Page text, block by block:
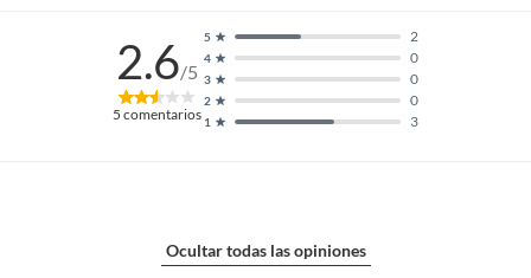
2.6/5
5 comentarios 1 3
2 0
3 0
4 0
5 2
Ocultar todas las opiniones